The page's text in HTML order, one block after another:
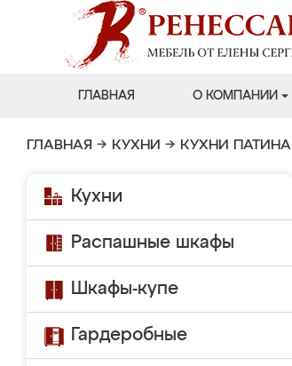
ГЛАВНАЯ О КОМПАНИИ
ГЛАВНАЯ → КУХНИ → КУХНИ ПАТИНА
Кухни
Распашные шкафы
Шкафы-купе
Гардеробные